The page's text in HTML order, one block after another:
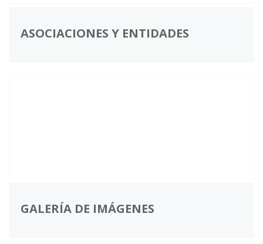
ASOCIACIONES Y ENTIDADES
GALERÍA DE IMÁGENES